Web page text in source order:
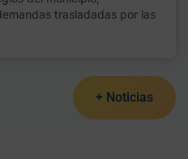
trasladadas por las
+ Noticias